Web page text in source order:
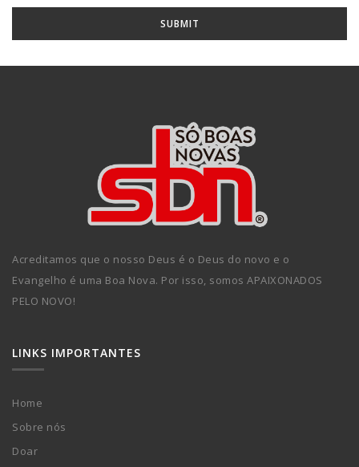
Acreditamos que o nosso Deus é o Deus do novo e o
Evangelho é uma Boa Nova. Por isso, somos APAIXONADOS
PELO NOVO!
LINKS IMPORTANTES
Home
Sobre nós
Doar